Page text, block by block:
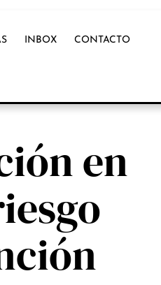
INBOX CONTACTO
en